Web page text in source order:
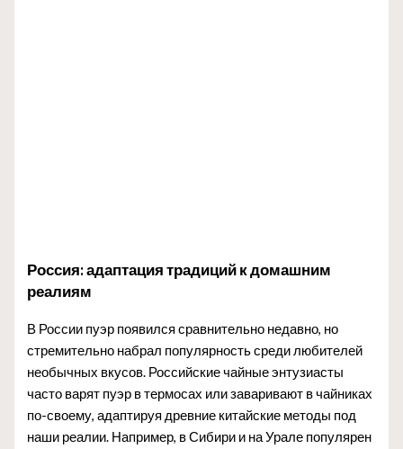
Россия: адаптация традиций к домашним
реалиям
В России пуэр появился сравнительно недавно, но
стремительно набрал популярность среди любителей
необычных вкусов. Российские чайные энтузиасты
часто варят пуэр в термосах или заваривают в чайниках
по-своему, адаптируя древние китайские методы под
наши реалии. Например, в Сибири и на Урале популярен